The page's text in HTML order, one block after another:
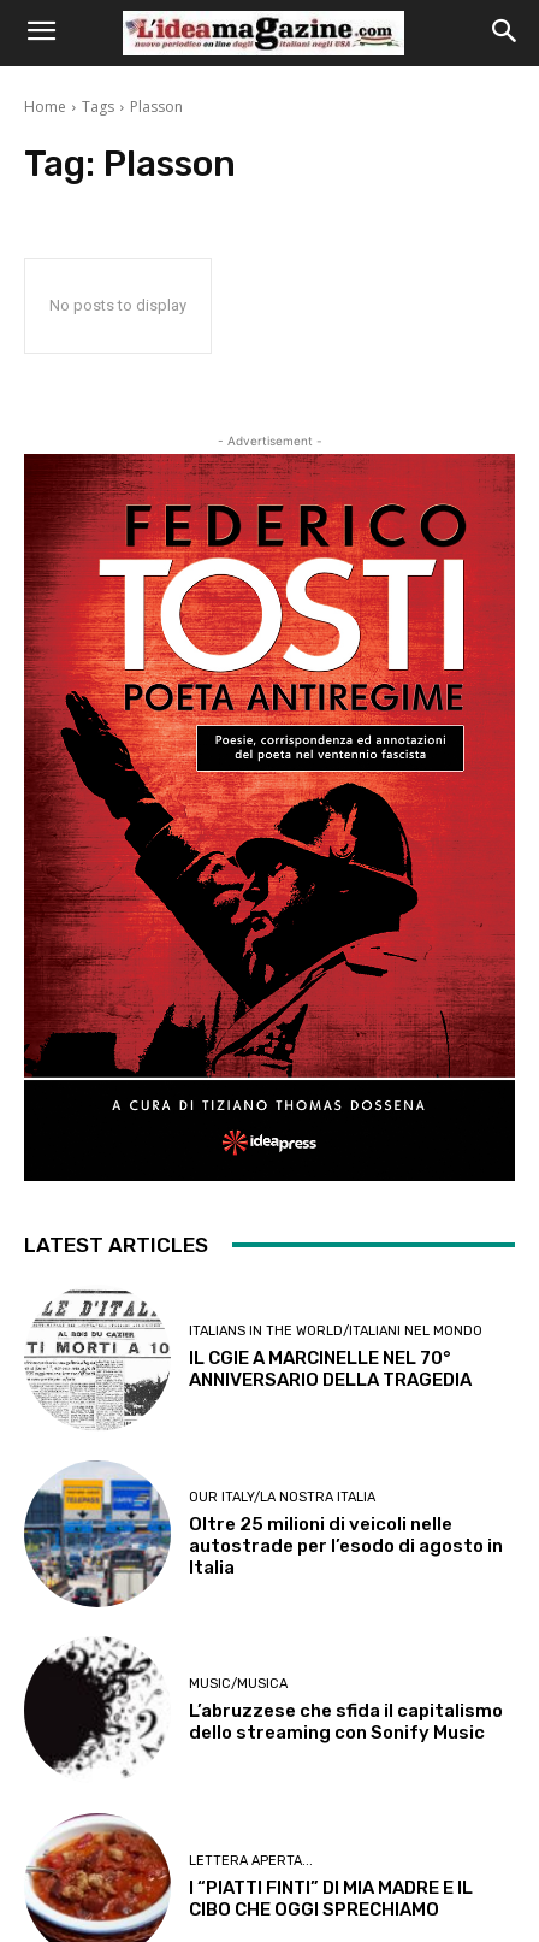
Home Tags Plasson
Tag: Plasson
No posts to display
- Advertisement -
LATEST ARTICLES
ITALIANS IN THE WORLD/ITALIANI NEL MONDO
IL CGIE A MARCINELLE NEL 70°
ANNIVERSARIO DELLA TRAGEDIA
OUR ITALY/LA NOSTRA ITALIA
Oltre 25 milioni di veicoli nelle
autostrade per l’esodo di agosto in
Italia
MUSIC/MUSICA
L’abruzzese che sfida il capitalismo
dello streaming con Sonify Music
LETTERA APERTA...
I “PIATTI FINTI” DI MIA MADRE E IL
CIBO CHE OGGI SPRECHIAMO